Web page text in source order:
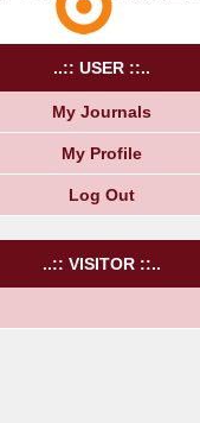
..:: USER ::..
My Journals
My Profile
Log Out
..:: VISITOR ::..